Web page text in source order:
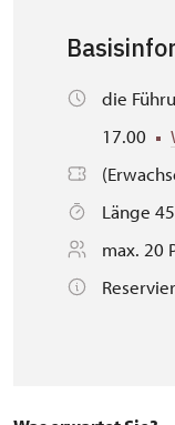
die
17.00
Länge
max. 20